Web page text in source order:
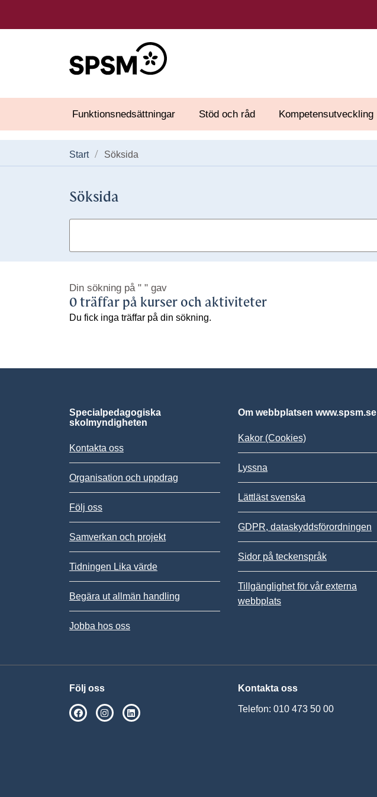
Funktionsnedsättningar Stöd och råd Kompetensutveckling
Start Söksida
Söksida
Din sökning på " " gav
0 träffar på kurser och aktiviteter
Du fick inga träffar på din sökning.
Specialpedagogiska
skolmyndigheten
Kontakta oss
Organisation och uppdrag
Följ oss
Samverkan och projekt
Tidningen Lika värde
Begära ut allmän handling
Jobba hos oss
Om webbplatsen www.spsm.se
Kakor (Cookies)
Lyssna
Lättläst svenska
GDPR, dataskyddsförordningen
Sidor på teckenspråk
Tillgänglighet för vår externa
webbplats
Följ oss
SPSM på Facebook
SPSM på Instagram
Kontakta oss
Telefon: 010 473 50 00